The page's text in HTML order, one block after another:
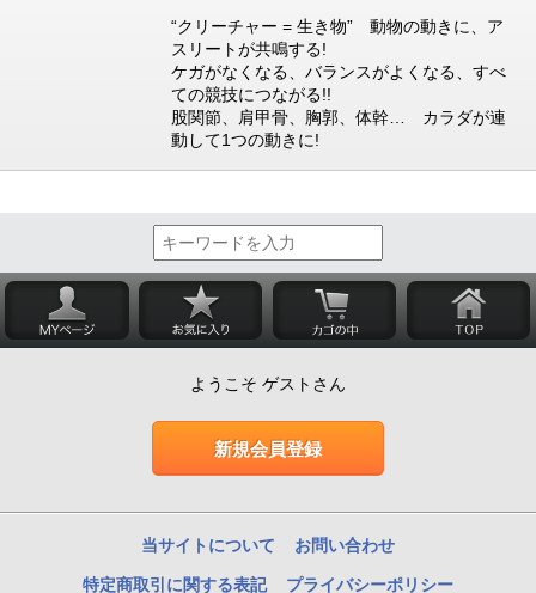
“クリーチャー = 生き物” 動物の動きに、ア
スリートが共鳴する!
ケガがなくなる、バランスがよくなる、すべ
ての競技につながる!!
股関節、肩甲骨、胸郭、体幹… カラダが連
動して1つの動きに!
ようこそ ゲストさん
新規会員登録
当サイトについて お問い合わせ
特定商取引に関する表記 プライバシーポリシー